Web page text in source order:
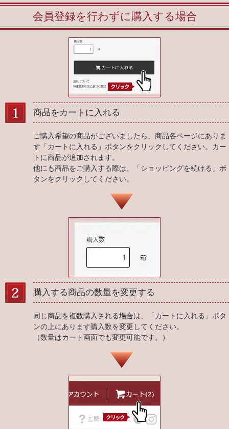
会員登録を行わずに購入する場合
商品をカートに入れる
ご購入希望の商品がございましたら、商品各ページにありま
す「カートに入れる」ボタンをクリックしてください。カー
トに商品が追加されます。
他にも商品をご購入する際は、「ショッピングを続ける」ボ
タンをクリックしてください。
購入する商品の数量を変更する
同じ商品を複数購入される場合は、「カートに入れる」ボタ
ンの上にあります購入数を変更してください。
（数量はカート画面でも変更可能です。）